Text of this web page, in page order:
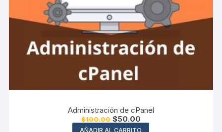
Administración de cPanel
$100.00 El
precio
$50.00El
precio
AÑADIR AL CARRITO